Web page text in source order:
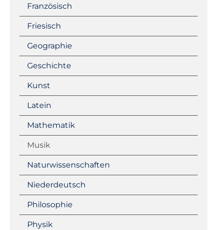
Französisch
Friesisch
Geographie
Geschichte
Kunst
Latein
Mathematik
Musik
Naturwissenschaften
Niederdeutsch
Philosophie
Physik